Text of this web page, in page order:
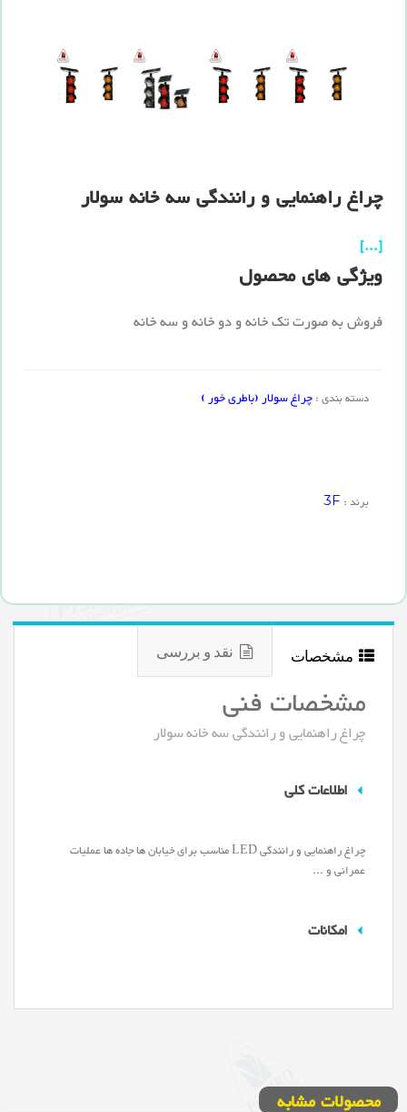
چراغ راهنمایی و رانندگی سه خانه سولار
[...]
ویژگی های محصول
فروش به صورت تک خانه و دو خانه و سه خانه
دسته بندی :چراغ سولار (باطری خور )
برند : 3F
مشخصات نقد و بررسی
مشخصات فنی
چراغ راهنمایی و رانندگی سه خانه سولار
اطلاعات کلی
چراغ راهنمایی و رانندگی LED مناسب برای خیابان ها جاده ها عملیات
عمرانی و ...
امکانات
محصولات مشابه